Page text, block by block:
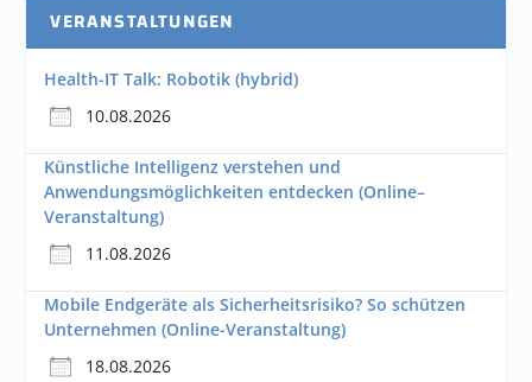
VERANSTALTUNGEN
Health-IT Talk: Robotik (hybrid)
10.08.2026
Künstliche Intelligenz verstehen und
Anwendungsmöglichkeiten entdecken (Online–
Veranstaltung)
11.08.2026
Mobile Endgeräte als Sicherheitsrisiko? So schützen
Unternehmen (Online-Veranstaltung)
18.08.2026